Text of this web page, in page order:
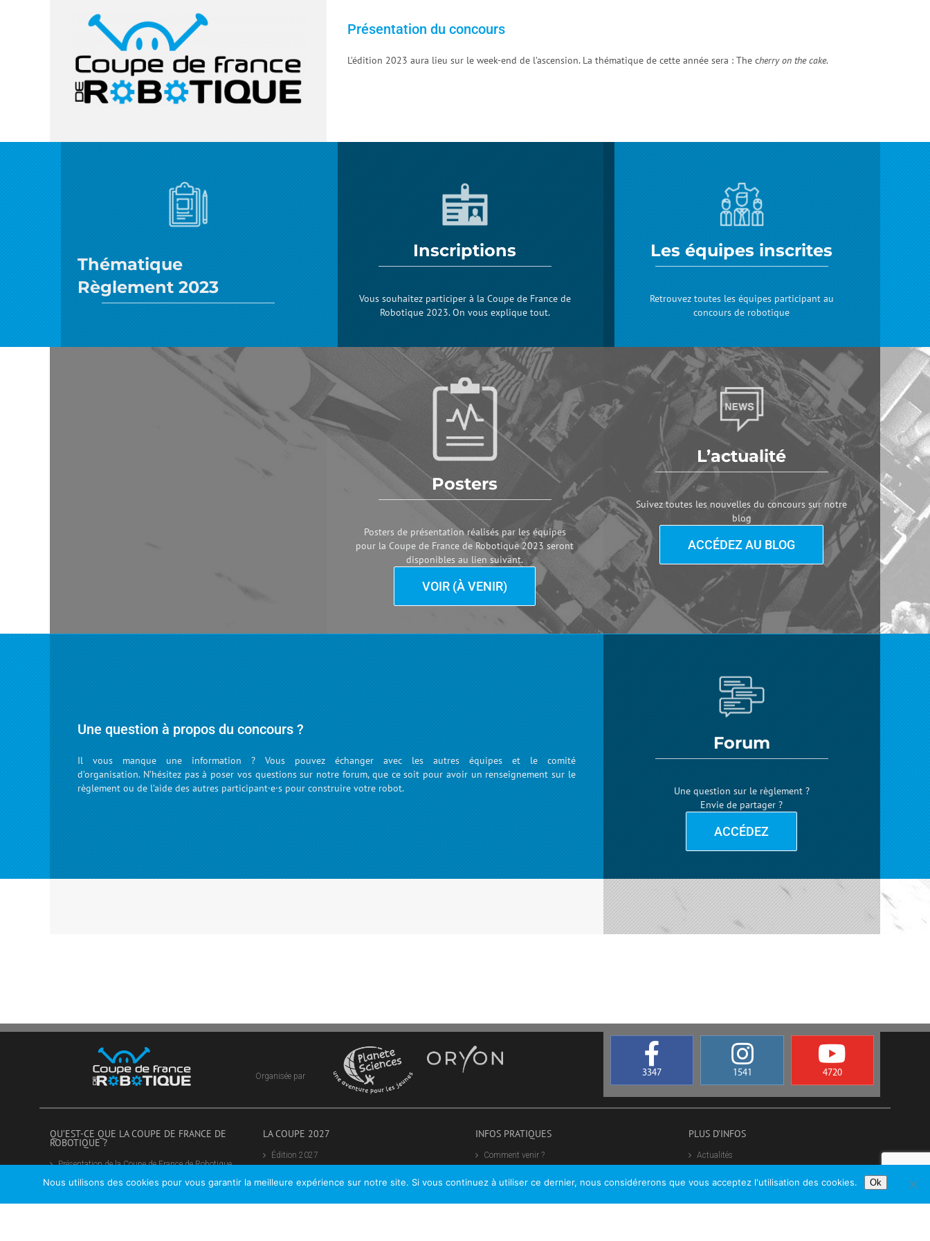
Présentation du concours
L’édition 2023 aura lieu sur le week-end de l’ascension. La thématique de cette année sera : The cherry on the cake.
Thématique
Règlement 2023
Inscriptions
Vous souhaitez participer à la Coupe de France de
Robotique 2023. On vous explique tout.
Les équipes inscrites
Retrouvez toutes les équipes participant au
concours de robotique
Posters
Posters de présentation réalisés par les équipes
pour la Coupe de France de Robotique 2023 seront
disponibles au lien suivant.
VOIR (À VENIR)
L’actualité
Suivez toutes les nouvelles du concours sur notre
blog
ACCÉDEZ AU BLOG
Une question à propos du concours ?
Il vous manque une information ? Vous pouvez échanger avec les autres équipes et le comité
d’organisation. N’hésitez pas à poser vos questions sur notre forum, que ce soit pour avoir un renseignement sur le
règlement ou de l’aide des autres participant·e·s pour construire votre robot.
Forum
Une question sur le règlement ?
Envie de partager ?
ACCÉDEZ
Organisée par 3347 1541 4720
QU’EST-CE QUE LA COUPE DE FRANCE DE
ROBOTIQUE ?
Présentation de la Coupe de France de Robotique
Les organisateurs
Devenez partenaires
LA COUPE 2027
Édition 2027
Participer à la Coupe de France de Robotique
INFOS PRATIQUES
Comment venir ?
Bénévolat
PLUS D’INFOS
Actualités
Forum
Nous utilisons des cookies pour vous garantir la meilleure expérience sur notre site. Si vous continuez à utiliser ce dernier, nous considérerons que vous acceptez l'utilisation des cookies. Ok